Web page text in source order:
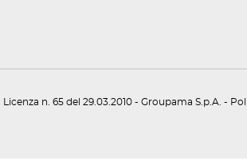
n. 65 del 29.03.2010 - Groupama S.p.A. -